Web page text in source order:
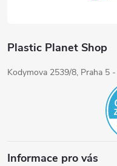
Plastic Planet Shop
Kodymova 2539/8, Praha 5
Informace pro vás